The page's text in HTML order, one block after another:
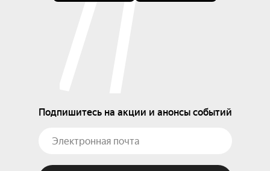
Подпишитесь на акции и анонсы событий